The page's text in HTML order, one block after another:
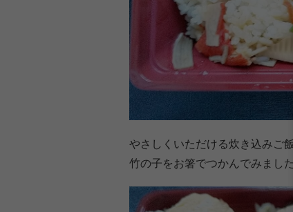
やさしくいただける炊き込みご
竹の子をお箸でつかんでみました